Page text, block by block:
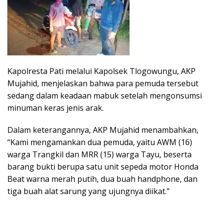
Kapolresta Pati melalui Kapolsek Tlogowungu, AKP
Mujahid, menjelaskan bahwa para pemuda tersebut
sedang dalam keadaan mabuk setelah mengonsumsi
minuman keras jenis arak.
Dalam keterangannya, AKP Mujahid menambahkan,
“Kami mengamankan dua pemuda, yaitu AWM (16)
warga Trangkil dan MRR (15) warga Tayu, beserta
barang bukti berupa satu unit sepeda motor Honda
Beat warna merah putih, dua buah handphone, dan
tiga buah alat sarung yang ujungnya diikat.”